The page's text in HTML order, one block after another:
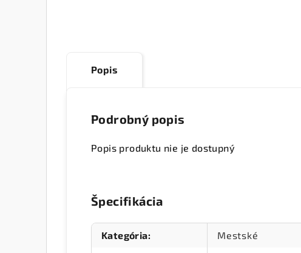
Popis
Podrobný popis
Popis produktu nie je dostupný
Špecifikácia
Kategória: Mestské